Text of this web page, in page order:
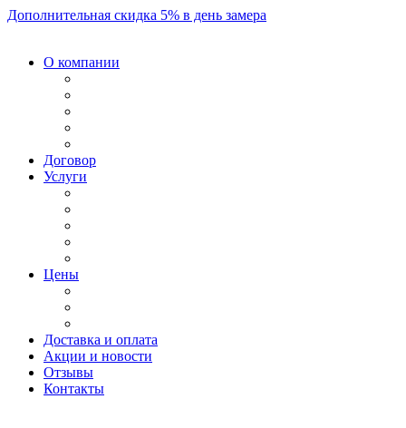
Дополнительная скидка 5% в день замера
О компании
Договор
Услуги
Цены
Доставка и оплата
Акции и новости
Отзывы
Контакты